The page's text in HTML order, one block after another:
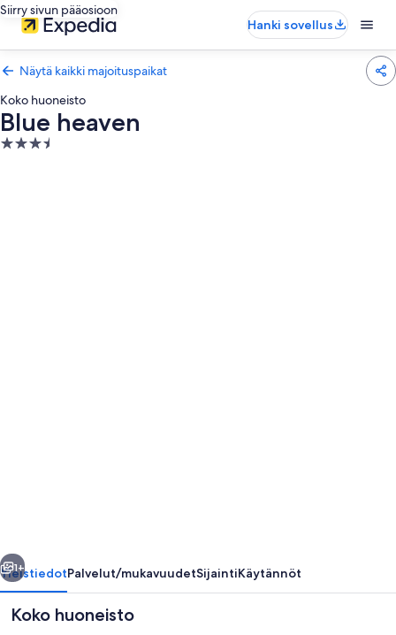
Siirry sivun pääosioon
Hanki sovellus
Näytä kaikki majoituspaikat
Koko huoneisto
Blue heaven
3.5
Seuraava
1+
YleistiedotPalvelut/mukavuudetSijaintiKäytännöt
Koko huoneisto